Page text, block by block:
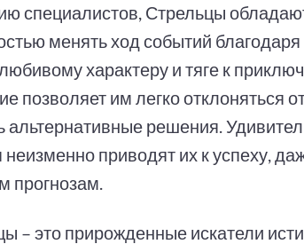
специалистов, Стрельцы
менять ход событий
характеру и тяге к
позволяет им легко отклоняться
альтернативные решения.
приводят их к успеху,
прогнозам.
– это прирожденные искатели